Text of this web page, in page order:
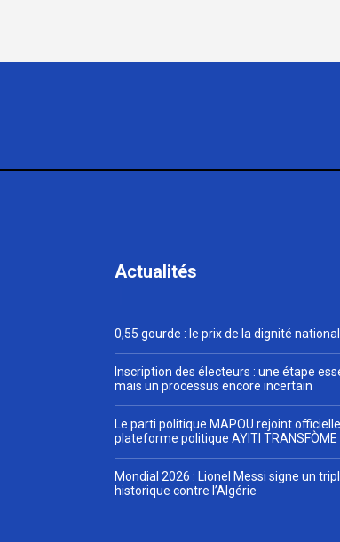
Actualités
0,55 gourde : le prix de la dignité
Inscription des électeurs : une étape
mais un processus encore incertain
Le parti politique MAPOU rejoint
plateforme politique AYITI TRANSFÒME
Mondial 2026 : Lionel Messi signe un
historique contre l’Algérie